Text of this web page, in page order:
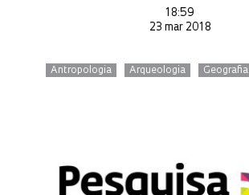
18:59
23 mar 2018
Antropologia Arqueologia Geografia